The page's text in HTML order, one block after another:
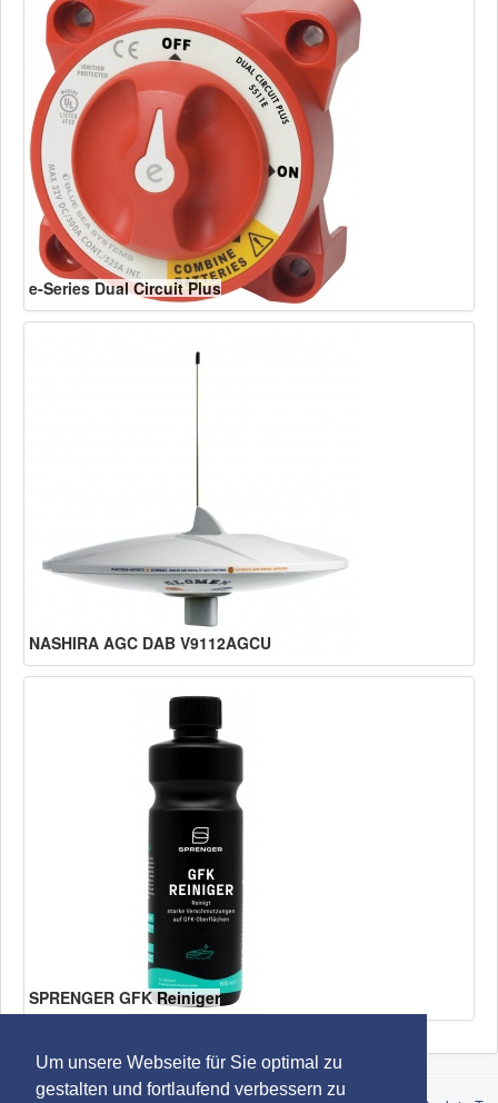
Um unsere Webseite für Sie optimal zu
gestalten und fortlaufend verbessern zu
e-Series Dual Circuit Plus
NASHIRA AGC DAB V9112AGCU
SPRENGER GFK Reiniger